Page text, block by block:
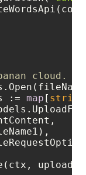
cloud.
:= map [ string